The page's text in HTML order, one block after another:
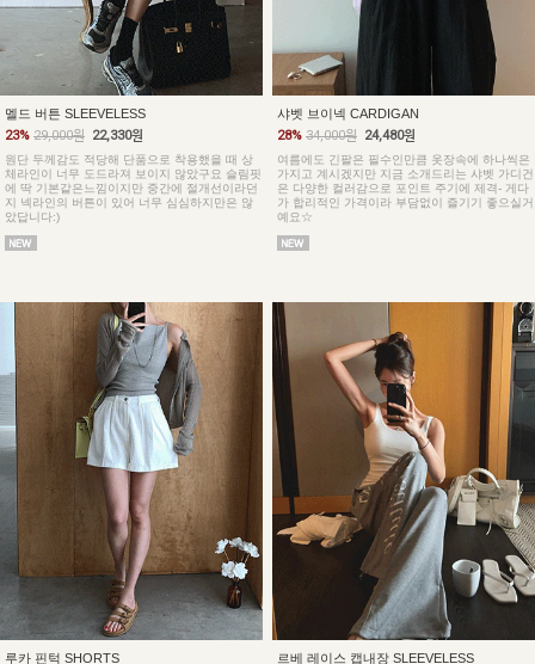
멜드 버튼 SLEEVELESS
23% 29,000원 22,330원
원단 두께감도 적당해 단품으로 착용했을 때 상
체라인이 너무 도드라져 보이지 않았구요 슬림핏
에 딱 기본같은느낌이지만 중간에 절개선이라던
지 넥라인의 버튼이 있어 너무 심심하지만은 않
았답니다:)
샤벳 브이넥 CARDIGAN
28% 34,000원 24,480원
여름에도 긴팔은 필수인만큼 옷장속에 하나씩은
가지고 계시겠지만 지금 소개드리는 샤벳 가디건
은 다양한 컬러감으로 포인트 주기에 제격- 게다
가 합리적인 가격이라 부담없이 즐기기 좋으실거
예요☆
루카 핀턱 SHORTS 르베 레이스 캡내장 SLEEVELESS